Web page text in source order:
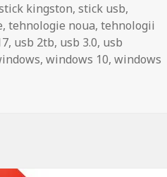
kingston,stick usb,
,tehnologie noua,tehnologii
, usb 2tb, usb 3.0, usb
,windows 10,windows
noul stick USB de 2 TB